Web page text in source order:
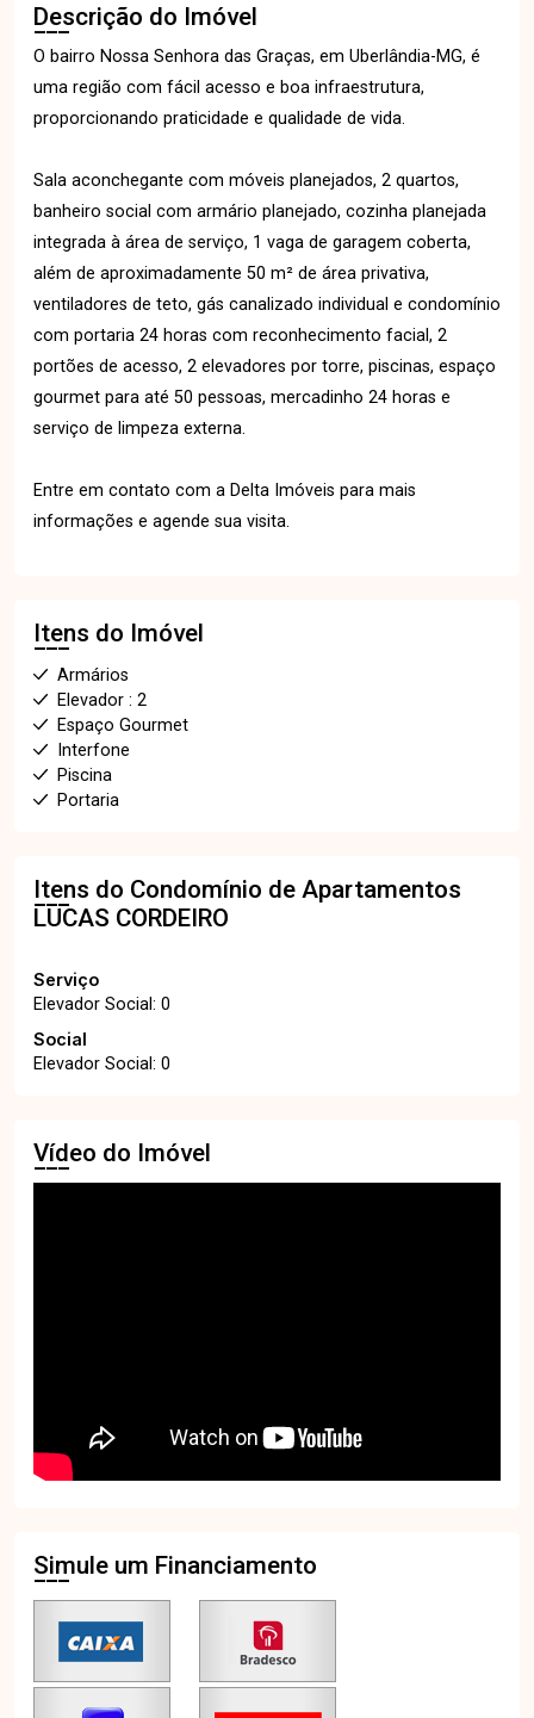
Descrição do Imóvel
O bairro Nossa Senhora das Graças, em Uberlândia-MG, é
uma região com fácil acesso e boa infraestrutura,
proporcionando praticidade e qualidade de vida.
Sala aconchegante com móveis planejados, 2 quartos,
banheiro social com armário planejado, cozinha planejada
integrada à área de serviço, 1 vaga de garagem coberta,
além de aproximadamente 50 m² de área privativa,
ventiladores de teto, gás canalizado individual e condomínio
com portaria 24 horas com reconhecimento facial, 2
portões de acesso, 2 elevadores por torre, piscinas, espaço
gourmet para até 50 pessoas, mercadinho 24 horas e
serviço de limpeza externa.
Entre em contato com a Delta Imóveis para mais
informações e agende sua visita.
Itens do Imóvel
Armários
Elevador : 2
Espaço Gourmet
Interfone
Piscina
Portaria
Itens do Condomínio de Apartamentos
LUCAS CORDEIRO
Serviço
Elevador Social: 0
Social
Elevador Social: 0
Vídeo do Imóvel
Simule um Financiamento